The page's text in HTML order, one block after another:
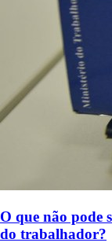
O que não pode
do trabalhador?